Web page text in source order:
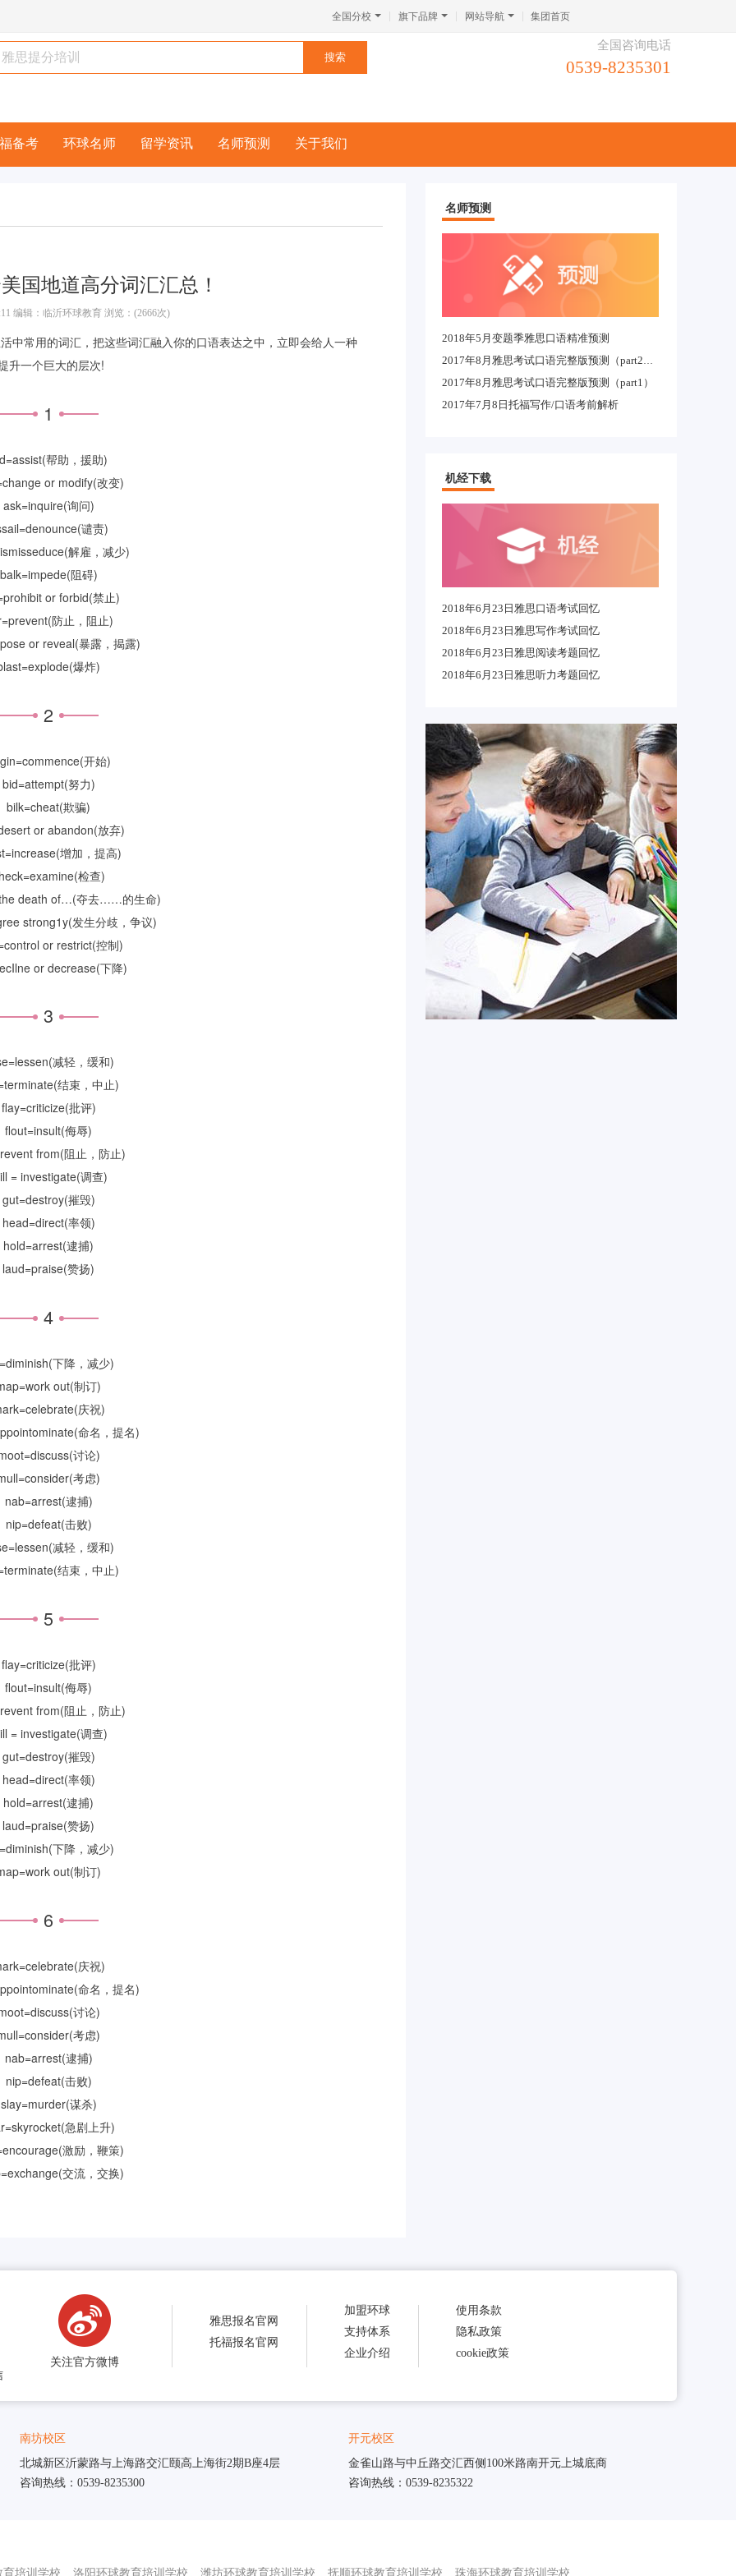
全国分校 旗下品牌 网站导航 集团首页
全国咨询电话
0539-8235301
备考 环球名师 留学资讯 名师预测 关于我们
国地道高分词汇汇总！
编辑：临沂环球教育 浏览：(2666次)
中常用的词汇，把这些词汇融入你的口语表达之中，立即会给人一种
升一个巨大的层次!
1
帮助，援助)
or modify(改变)
ask=inquire(询问)
谴责)
解雇，减少)
balk=impede(阻碍)
or forbid(禁止)
防止，阻止)
or reveal(暴露，揭露)
爆炸)
2
开始)
bid=attempt(努力)
bilk=cheat(欺骗)
or abandon(放弃)
增加，提高)
检查)
death of…(夺去……的生命)
strong1y(发生分歧，争议)
or restrict(控制)
or decrease(下降)
3
减轻，缓和)
结束，中止)
flay=criticize(批评)
flout=insult(侮辱)
from(阻止，防止)
= investigate(调查)
gut=destroy(摧毁)
head=direct(率领)
hold=arrest(逮捕)
laud=praise(赞扬)
4
下降，减少)
out(制订)
庆祝)
命名，提名)
讨论)
考虑)
nab=arrest(逮捕)
nip=defeat(击败)
减轻，缓和)
结束，中止)
5
flay=criticize(批评)
flout=insult(侮辱)
from(阻止，防止)
= investigate(调查)
gut=destroy(摧毁)
head=direct(率领)
hold=arrest(逮捕)
laud=praise(赞扬)
下降，减少)
out(制订)
6
庆祝)
命名，提名)
讨论)
考虑)
nab=arrest(逮捕)
nip=defeat(击败)
slay=murder(谋杀)
急剧上升)
激励，鞭策)
交流，交换)
名师预测
2018年5月变题季雅思口语精准预测
2017年8月雅思考试口语完整版预测（part2&3）
2017年8月雅思考试口语完整版预测（part1）
2017年7月8日托福写作/口语考前解析
机经下载
2018年6月23日雅思口语考试回忆
2018年6月23日雅思写作考试回忆
2018年6月23日雅思阅读考题回忆
2018年6月23日雅思听力考题回忆
关注官方微博
雅思报名官网
托福报名官网
加盟环球
支持体系
企业介绍
使用条款
隐私政策
cookie政策
南坊校区
北城新区沂蒙路与上海路交汇颐高上海街2期B座4层
咨询热线：0539-8235300
开元校区
金雀山路与中丘路交汇西侧100米路南开元上城底商
咨询热线：0539-8235322
培训学校 洛阳环球教育培训学校 潍坊环球教育培训学校 抚顺环球教育培训学校 珠海环球教育培训学校